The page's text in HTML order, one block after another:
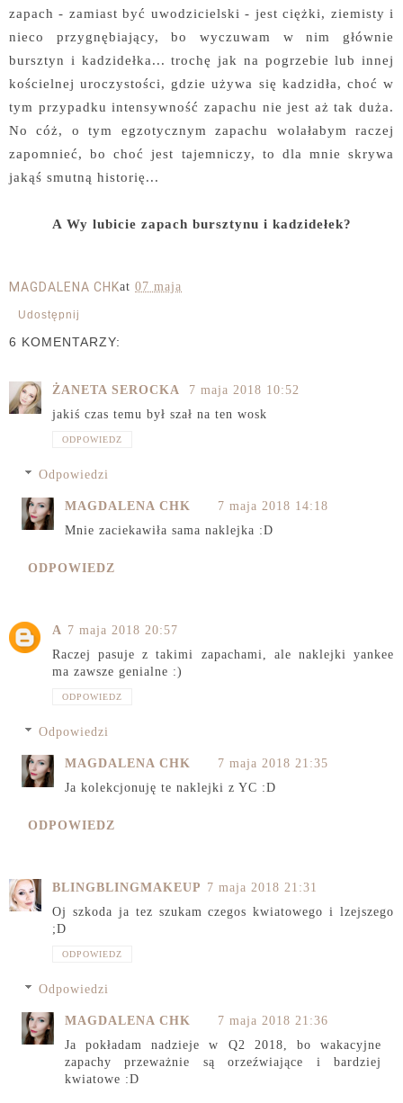
zapach - zamiast być uwodzicielski - jest ciężki, ziemisty i
nieco przygnębiający, bo wyczuwam w nim głównie
bursztyn i kadzidełka... trochę jak na pogrzebie lub innej
kościelnej uroczystości, gdzie używa się kadzidła, choć w
tym przypadku intensywność zapachu nie jest aż tak duża.
No cóż, o tym egzotycznym zapachu wolałabym raczej
zapomnieć, bo choć jest tajemniczy, to dla mnie skrywa
jakąś smutną historię...
A Wy lubicie zapach bursztynu i kadzidełek?
MAGDALENA CHKat 07 maja
Udostępnij
6 KOMENTARZY:
ŻANETA SEROCKA
7 maja 2018 10:52
jakiś czas temu był szał na ten wosk
ODPOWIEDZ
Odpowiedzi
MAGDALENA CHK
7 maja 2018 14:18
Mnie zaciekawiła sama naklejka :D
ODPOWIEDZ
A 7 maja 2018 20:57
Raczej pasuje z takimi zapachami, ale naklejki yankee
ma zawsze genialne :)
ODPOWIEDZ
Odpowiedzi
MAGDALENA CHK
7 maja 2018 21:35
Ja kolekcjonuję te naklejki z YC :D
ODPOWIEDZ
BLINGBLINGMAKEUP 7 maja 2018 21:31
Oj szkoda ja tez szukam czegos kwiatowego i lzejszego
;D
ODPOWIEDZ
Odpowiedzi
MAGDALENA CHK
7 maja 2018 21:36
Ja pokładam nadzieje w Q2 2018, bo wakacyjne
zapachy przeważnie są orzeźwiające i bardziej
kwiatowe :D